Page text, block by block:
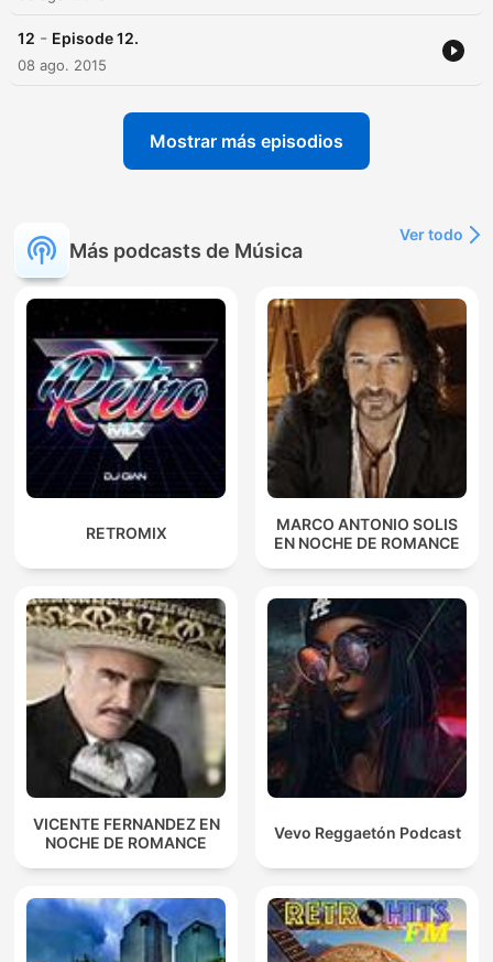
12 - Episode 12.
08 ago. 2015
Mostrar más episodios
Más podcasts de Música
Ver todo
RETROMIX
MARCO ANTONIO SOLIS
EN NOCHE DE ROMANCE
VICENTE FERNANDEZ EN
NOCHE DE ROMANCE
Vevo Reggaetón Podcast